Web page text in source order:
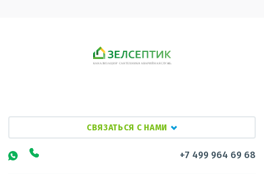
СВЯЗАТЬСЯ С НАМИ
+7 499 964 69 68